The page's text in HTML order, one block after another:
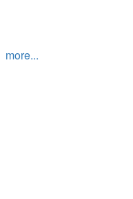
more...